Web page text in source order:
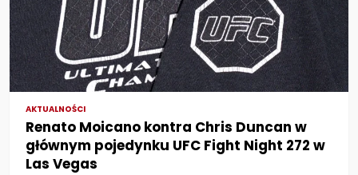
AKTUALNOŚCI
Renato Moicano kontra Chris Duncan w
głównym pojedynku UFC Fight Night 272 w
Las Vegas